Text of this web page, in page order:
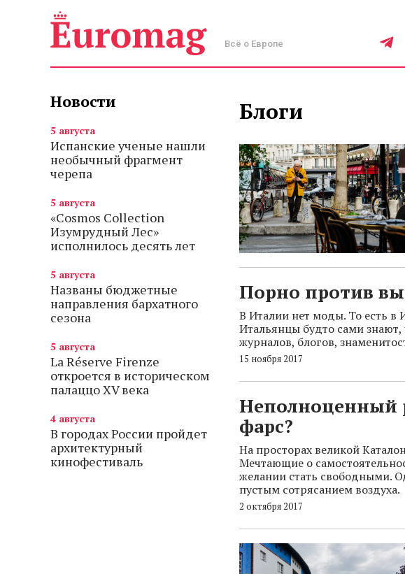
Всё о Европе
Новости
5 августа
Испанские ученые нашли
необычный фрагмент
черепа
5 августа
«Cosmos Collection
Изумрудный Лес»
исполнилось десять лет
5 августа
Названы бюджетные
направления бархатного
сезона
5 августа
La Réserve Firenze
откроется в историческом
палаццо XV века
4 августа
В городах России пройдет
архитектурный
кинофестиваль
Блоги
Порно против
В Италии нет моды. То есть в
Итальянцы будто сами знают,
журналов, блогов,
15 ноября 2017
Неполноценный
фарс?
На просторах великой
Мечтающие о
желании стать свободными.
пустым сотрясанием воздуха.
2 октября 2017